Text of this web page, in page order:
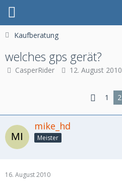
Kaufberatung
welches gps gerät?
CasperRider 12. August 2010
1 2
mike_hd
Meister
16. August 2010